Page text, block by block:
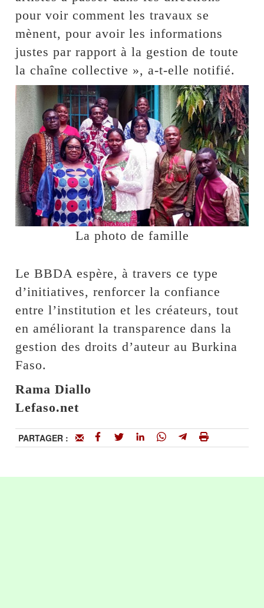
pour voir comment les travaux se
mènent, pour avoir les informations
justes par rapport à la gestion de toute
la chaîne collective », a-t-elle notifié.
La photo de famille
Le BBDA espère, à travers ce type
d’initiatives, renforcer la confiance
entre l’institution et les créateurs, tout
en améliorant la transparence dans la
gestion des droits d’auteur au Burkina
Faso.
Rama Diallo
Lefaso.net
PARTAGER :